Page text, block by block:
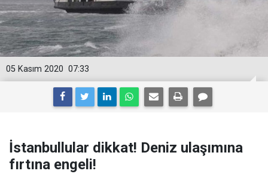
07:33
05 Kasım 2020
İstanbullular dikkat! Deniz ulaşımına
fırtına engeli!